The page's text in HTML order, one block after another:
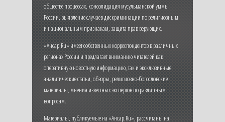
обществе процессах, консолидация мусульманской уммы
России, выявление случаев дискриминации по религиозным
и национальным признакам, защита прав верующих.
«Ансар.Ru» имеет собственных корреспондентов в различных
регионах России и предлагает вниманию читателей как
оперативную новостную информацию, так и эксклюзивные
аналитические статьи, обзоры, религиозно-богословские
материалы, мнения известных экспертов по различным
вопросам.
Материалы, публикуемые на «Ансар.Ru», рассчитаны на